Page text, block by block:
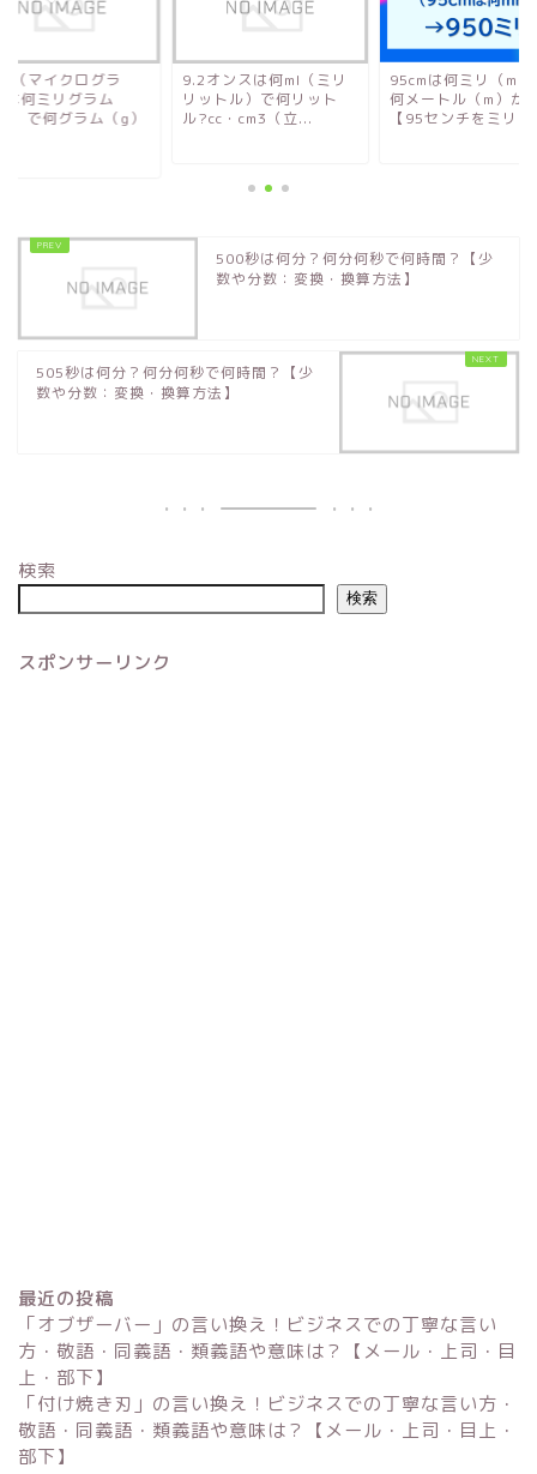
（マイクログラ
は何ミリグラム
）で何グラム（g）
9.2オンスは何ml（ミリ
リットル）で何リット
ル?cc・cm3（立...
95cmは何ミリ（mm
何メートル（m）か
【95センチをミリ
500秒は何分？何分何秒で何時間？【少
数や分数：変換・換算方法】
505秒は何分？何分何秒で何時間？【少
数や分数：変換・換算方法】
検索
検索
スポンサーリンク
最近の投稿
「オブザーバー」の言い換え！ビジネスでの丁寧な言い
方・敬語・同義語・類義語や意味は？【メール・上司・目
上・部下】
「付け焼き刃」の言い換え！ビジネスでの丁寧な言い方・
敬語・同義語・類義語や意味は？【メール・上司・目上・
部下】
Excel